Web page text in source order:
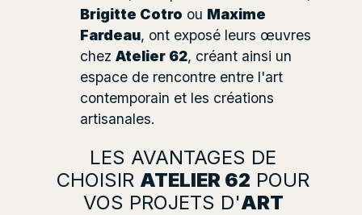
Brigitte Cotro ou Maxime
Fardeau, ont exposé leurs œuvres
chez Atelier 62, créant ainsi un
espace de rencontre entre l'art
contemporain et les créations
artisanales.
LES AVANTAGES DE
CHOISIR ATELIER 62 POUR
VOS PROJETS D'ART